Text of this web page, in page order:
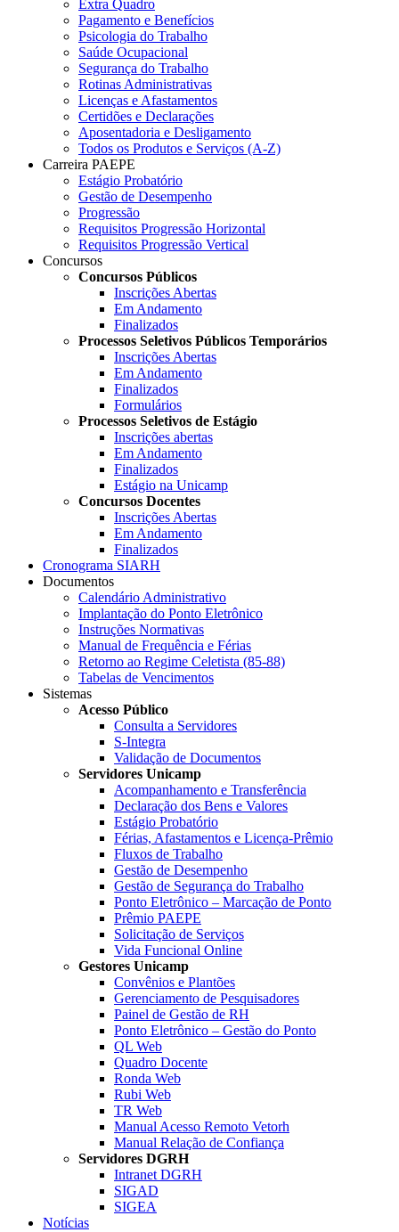
Extra Quadro
Pagamento e Benefícios
Psicologia do Trabalho
Saúde Ocupacional
Segurança do Trabalho
Rotinas Administrativas
Licenças e Afastamentos
Certidões e Declarações
Aposentadoria e Desligamento
Todos os Produtos e Serviços (A-Z)
Carreira PAEPE
Estágio Probatório
Gestão de Desempenho
Progressão
Requisitos Progressão Horizontal
Requisitos Progressão Vertical
Concursos
Concursos Públicos
Inscrições Abertas
Em Andamento
Finalizados
Processos Seletivos Públicos Temporários
Inscrições Abertas
Em Andamento
Finalizados
Formulários
Processos Seletivos de Estágio
Inscrições abertas
Em Andamento
Finalizados
Estágio na Unicamp
Concursos Docentes
Inscrições Abertas
Em Andamento
Finalizados
Cronograma SIARH
Documentos
Calendário Administrativo
Implantação do Ponto Eletrônico
Instruções Normativas
Manual de Frequência e Férias
Retorno ao Regime Celetista (85-88)
Tabelas de Vencimentos
Sistemas
Acesso Público
Consulta a Servidores
S-Integra
Validação de Documentos
Servidores Unicamp
Acompanhamento e Transferência
Declaração dos Bens e Valores
Estágio Probatório
Férias, Afastamentos e Licença-Prêmio
Fluxos de Trabalho
Gestão de Desempenho
Gestão de Segurança do Trabalho
Ponto Eletrônico – Marcação de Ponto
Prêmio PAEPE
Solicitação de Serviços
Vida Funcional Online
Gestores Unicamp
Convênios e Plantões
Gerenciamento de Pesquisadores
Painel de Gestão de RH
Ponto Eletrônico – Gestão do Ponto
QL Web
Quadro Docente
Ronda Web
Rubi Web
TR Web
Manual Acesso Remoto Vetorh
Manual Relação de Confiança
Servidores DGRH
Intranet DGRH
SIGAD
SIGEA
Notícias